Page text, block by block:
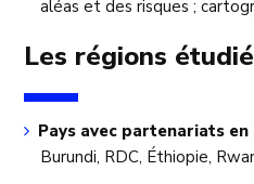
aléas et des risques ;
Les régions
Pays avec partenariats en
Burundi, RDC, Éthiopie,